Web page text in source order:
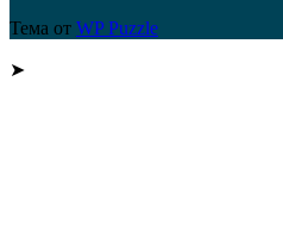
Тема от WP Puzzle
➤